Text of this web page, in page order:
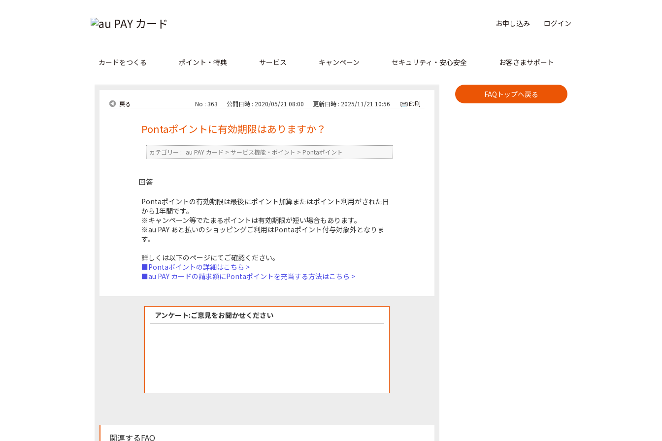
お申し込み ログイン
カードをつくる ポイント・特典 サービス キャンペーン セキュリティ・安心安全 お客さまサポート
FAQトップへ戻る
戻る No : 363 公開日時 : 2020/05/21 08:00 更新日時 : 2025/11/21 10:56 印刷
Pontaポイントに有効期限はありますか？
カテゴリー : au PAY カード > サービス機能・ポイント > Pontaポイント
回答
Pontaポイントの有効期限は最後にポイント加算またはポイント利用がされた日
から1年間です。
※キャンペーン等でたまるポイントは有効期限が短い場合もあります。
※au PAY あと払いのショッピングご利用はPontaポイント付与対象外となりま
す。
詳しくは以下のページにてご確認ください。
■Pontaポイントの詳細はこちら >
■au PAY カードの請求額にPontaポイントを充当する方法はこちら >
アンケート:ご意見をお聞かせください
関連するFAQ